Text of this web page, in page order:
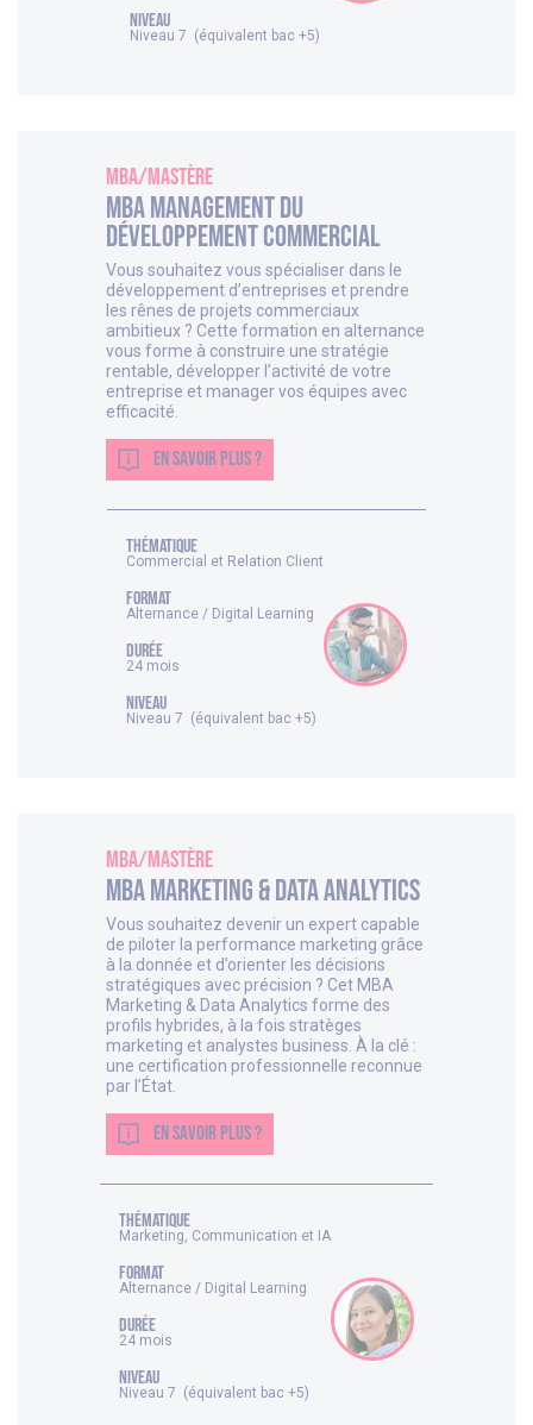
NIVEAU
Niveau 7 (équivalent bac +5)
MBA/Mastère
MBA Management du
développement commercial
Vous souhaitez vous spécialiser dans le
développement d’entreprises et prendre
les rênes de projets commerciaux
ambitieux ? Cette formation en alternance
vous forme à construire une stratégie
rentable, développer l’activité de votre
entreprise et manager vos équipes avec
efficacité.
EN SAVOIR PLUS ?
thématique
Commercial et Relation Client
FORMAT
Alternance / Digital Learning
DURÉE
24 mois
NIVEAU
Niveau 7 (équivalent bac +5)
MBA/Mastère
MBA Marketing & Data analytics
Vous souhaitez devenir un expert capable
de piloter la performance marketing grâce
à la donnée et d’orienter les décisions
stratégiques avec précision ? Cet MBA
Marketing & Data Analytics forme des
profils hybrides, à la fois stratèges
marketing et analystes business. À la clé :
une certification professionnelle reconnue
par l’État.
EN SAVOIR PLUS ?
thématique
Marketing, Communication et IA
FORMAT
Alternance / Digital Learning
DURÉE
24 mois
NIVEAU
Niveau 7 (équivalent bac +5)